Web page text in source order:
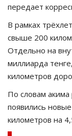
Язык
Қазақша
передает
В рамках
свыше 200
Отдельно на
миллиарда
километров
По словам акима
появились
километров на